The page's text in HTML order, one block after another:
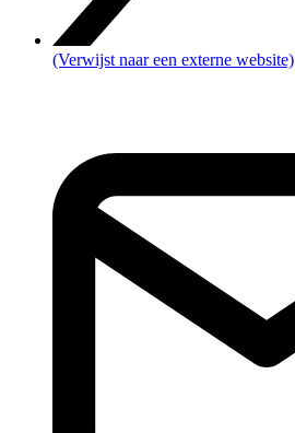
(Verwijst naar een externe website)